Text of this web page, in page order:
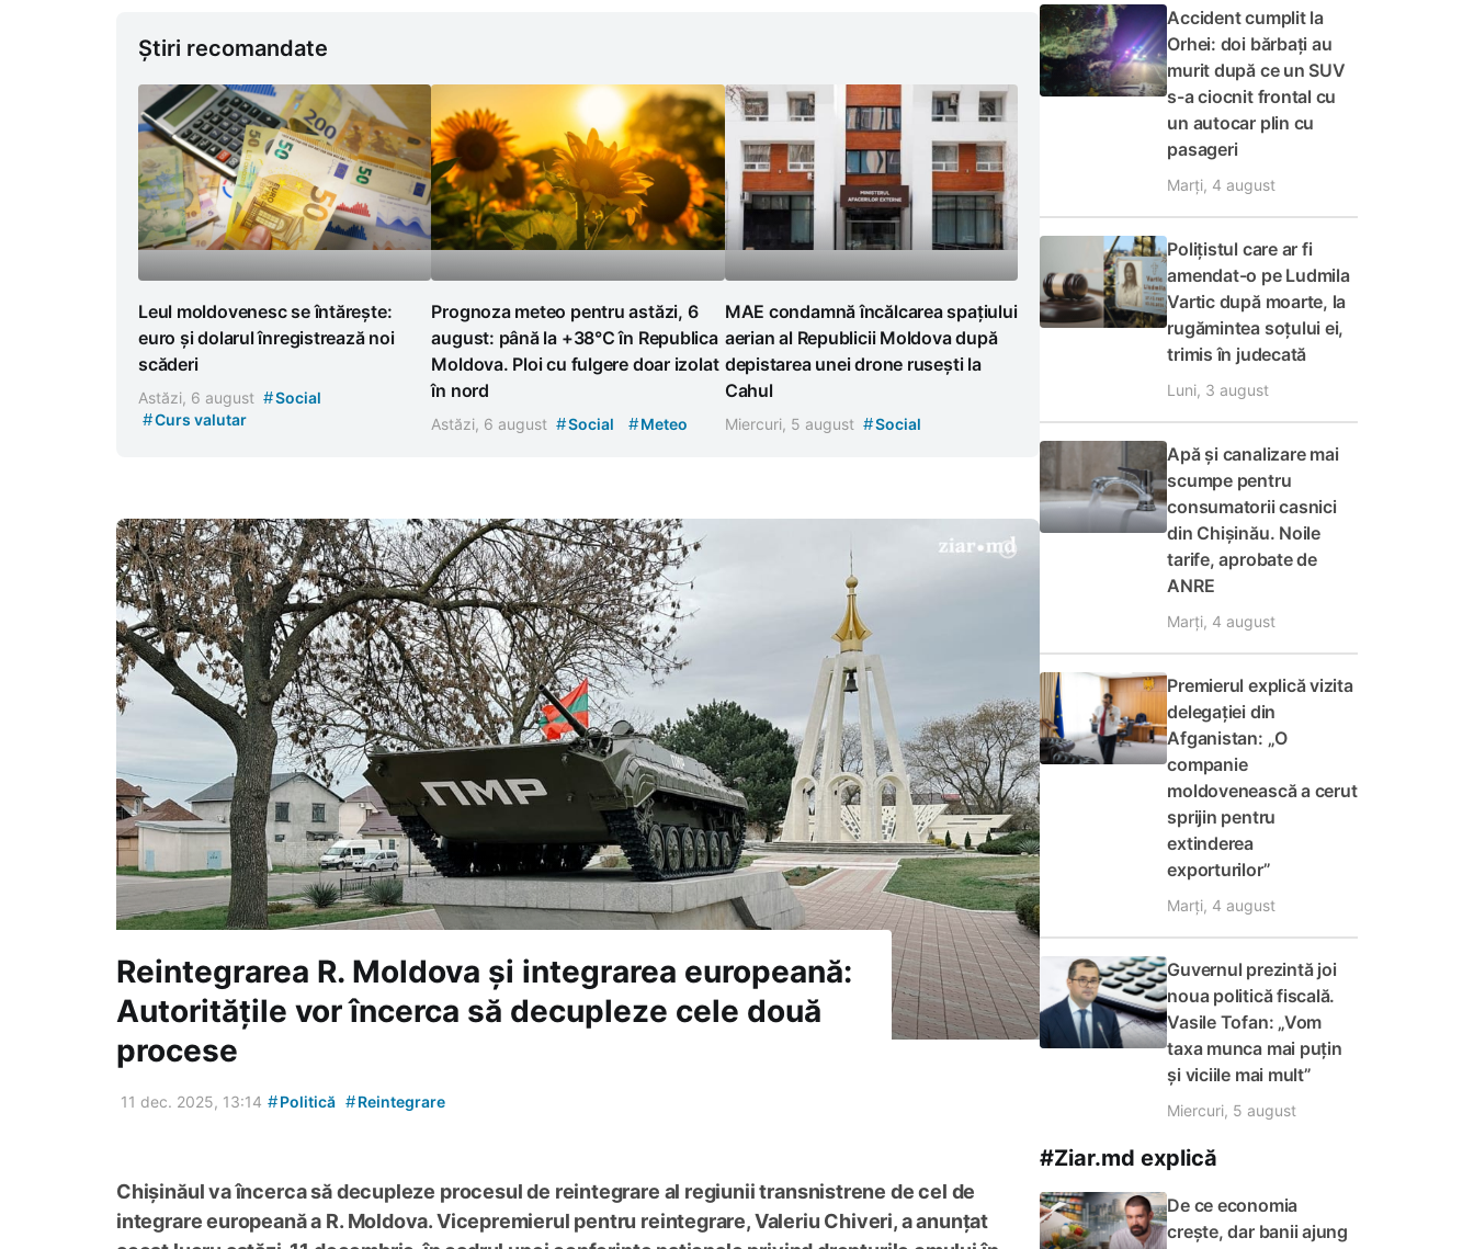
Știri recomandate
Leul moldovenesc se întărește:
euro și dolarul înregistrează noi
scăderi
Astăzi, 6 august #Social
#Curs valutar
Prognoza meteo pentru astăzi, 6
august: până la +38°C în Republica
Moldova. Ploi cu fulgere doar izolat
în nord
Astăzi, 6 august #Social #Meteo
MAE condamnă încălcarea spațiului
aerian al Republicii Moldova după
depistarea unei drone rusești la
Cahul
Miercuri, 5 august #Social
Reintegrarea R. Moldova și integrarea europeană:
Autoritățile vor încerca să decupleze cele două
procese
11 dec. 2025, 13:14 #Politică #Reintegrare
Chișinăul va încerca să decupleze procesul de reintegrare al regiunii transnistrene de cel de
integrare europeană a R. Moldova. Vicepremierul pentru reintegrare, Valeriu Chiveri, a anunțat
Accident cumplit la
Orhei: doi bărbați au
murit după ce un SUV
s-a ciocnit frontal cu
un autocar plin cu
pasageri
Marți, 4 august
Polițistul care ar fi
amendat-o pe Ludmila
Vartic după moarte, la
rugămintea soțului ei,
trimis în judecată
Luni, 3 august
Apă și canalizare mai
scumpe pentru
consumatorii casnici
din Chișinău. Noile
tarife, aprobate de
ANRE
Marți, 4 august
Premierul explică vizita
delegației din
Afganistan: „O
companie
moldovenească a cerut
sprijin pentru
extinderea
exporturilor”
Marți, 4 august
Guvernul prezintă joi
noua politică fiscală.
Vasile Tofan: „Vom
taxa munca mai puțin
și viciile mai mult”
Miercuri, 5 august
#Ziar.md explică
De ce economia
crește, dar banii ajung